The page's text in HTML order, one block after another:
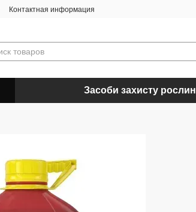
Контактная информация
Засоби захисту рослин